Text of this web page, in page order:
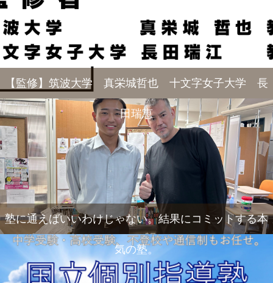
【監修】筑波大学 真栄城哲也 十文字女子大学 長
田瑞恵
塾に通えばいいわけじゃない。結果にコミットする本
気の塾。